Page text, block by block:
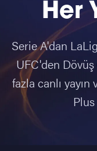
Her
Serie A'dan
UFC'den
fazla canlı